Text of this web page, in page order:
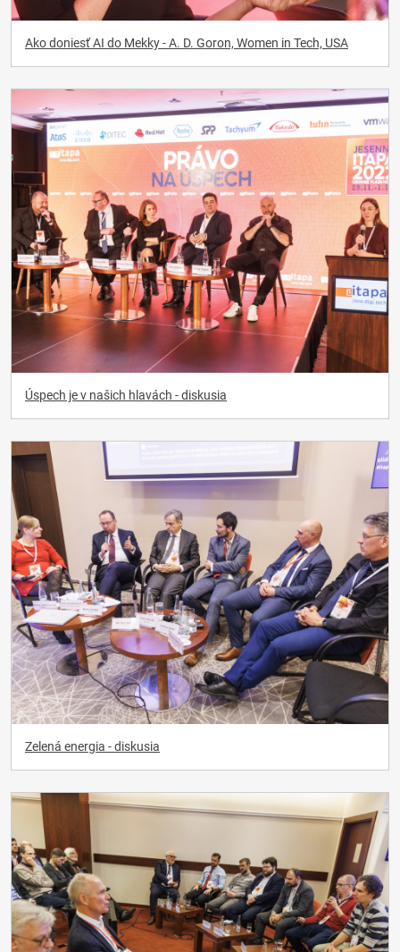
Ako doniesť AI do Mekky - A. D. Goron, Women in Tech, USA
Úspech je v našich hlavách - diskusia
Zelená energia - diskusia